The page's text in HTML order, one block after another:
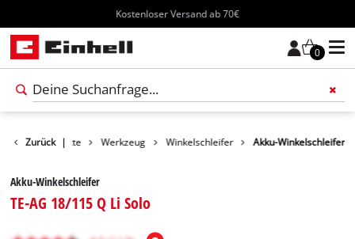
Kostenloser Versand ab 70€
0
Zurück |
Produkte Werkzeug Winkelschleifer Akku-Winkelschleifer
Akku-Winkelschleifer
TE-AG 18/115 Q Li Solo